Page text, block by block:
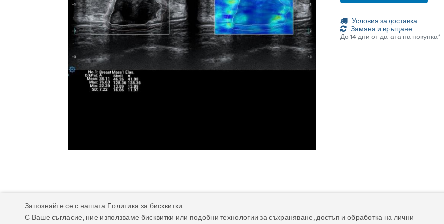
Условия за доставка
Замяна и връщане
До 14 дни от датата на покупка*
Описание Техническа спецификация
Запознайте се с нашата Политика за бисквитки.
С Ваше съгласие, ние използваме бисквитки или подобни технологии за съхраняване, достъп и обработка на лични